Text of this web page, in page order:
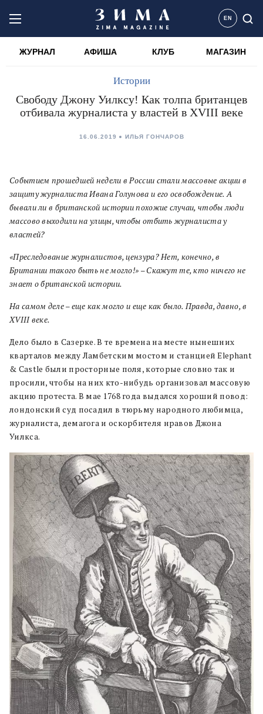
EN
ЖУРНАЛ АФИША КЛУБ МАГАЗИН
Истории
Свободу Джону Уилксу! Как толпа британцев
отбивала журналиста у властей в XVIII веке
16.06.2019 ИЛЬЯ ГОНЧАРОВ
Событием прошедшей недели в России стали массовые акции в
защиту журналиста Ивана Голунова и его освобождение. А
бывали ли в британской истории похожие случаи, чтобы люди
массово выходили на улицы, чтобы отбить журналиста у
властей?
«Преследование журналистов, цензура? Нет, конечно, в
Британии такого быть не могло!» – Cкажут те, кто ничего не
знает о британской истории.
На самом деле – еще как могло и еще как было. Правда, давно, в
XVIII веке.
Дело было в Сазерке. В те времена на месте нынешних
кварталов между Ламбетским мостом и станцией Elephant
& Castle были просторные поля, которые словно так и
просили, чтобы на них кто-нибудь организовал массовую
акцию протеста. В мае 1768 года выдался хороший повод:
лондонский суд посадил в тюрьму народного любимца,
журналиста, демагога и оскорбителя нравов Джона
Уилкса.